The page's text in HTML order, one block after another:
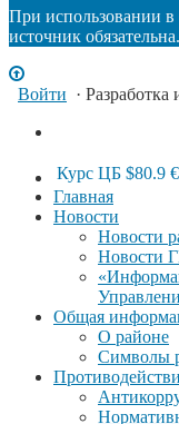
При использовании в
источник обязательна.
Войти ·
Курс ЦБ $80.9
Главная
Новости
Новости
Новости
Общая
О районе
Символы